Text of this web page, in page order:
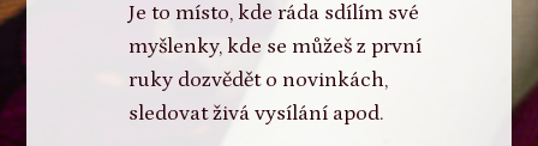
Je to místo, kde ráda sdílím své
myšlenky, kde se můžeš z první
ruky dozvědět o novinkách,
sledovat živá vysílání apod.